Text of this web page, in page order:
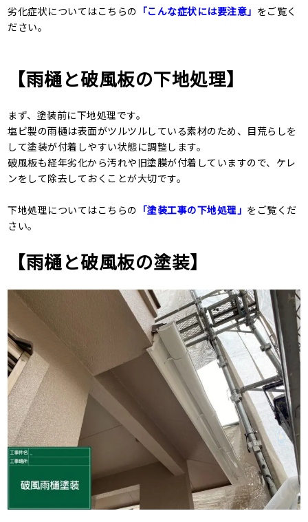
劣化症状についてはこちらの 「こんな症状には要注意」 をご覧く
ださい。
【雨樋と破風板の下地処理】
まず、塗装前に下地処理です。
塩ビ製の雨樋は表面がツルツルしている素材のため、目荒らしを
して塗装が付着しやすい状態に調整します。
破風板も経年劣化から汚れや旧塗膜が付着していますので、ケレ
ンをして除去しておくことが大切です。
下地処理についてはこちらの 「塗装工事の下地処理」 をご覧くだ
さい。
【雨樋と破風板の塗装】